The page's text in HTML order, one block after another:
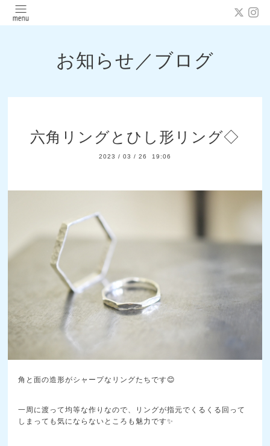
お知らせ／ブログ
六角リングとひし形リング◇
2023 / 03 / 26 19:06
角と面の造形がシャープなリングたちです😊
一周に渡って均等な作りなので、リングが指元でくるくる回って
しまっても気にならないところも魅力です✨